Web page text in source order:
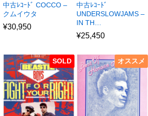
中古ﾚｺｰﾄﾞ COCCO –
クムイウタ
¥30,950
中古ﾚｺｰﾄﾞ
UNDERSLOWJAMS –
IN TH…
¥25,450
SOLD オススメ